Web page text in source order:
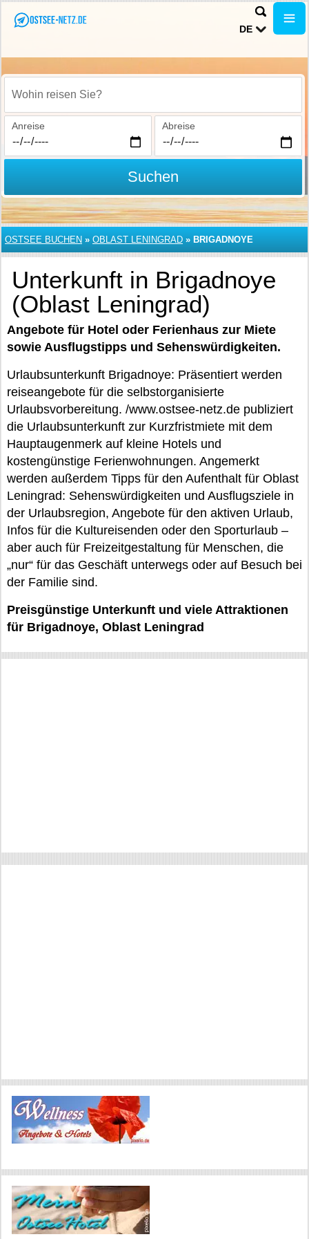
DE
Wohin reisen Sie?
Anreise Abreise
Suchen
OSTSEE BUCHEN » OBLAST LENINGRAD » BRIGADNOYE
Unterkunft in Brigadnoye
(Oblast Leningrad)
Angebote für Hotel oder Ferienhaus zur Miete
sowie Ausflugstipps und Sehenswürdigkeiten.
Urlaubsunterkunft Brigadnoye: Präsentiert werden
reiseangebote für die selbstorganisierte
Urlaubsvorbereitung. /www.ostsee-netz.de publiziert
die Urlaubsunterkunft zur Kurzfristmiete mit dem
Hauptaugenmerk auf kleine Hotels und
kostengünstige Ferienwohnungen. Angemerkt
werden außerdem Tipps für den Aufenthalt für Oblast
Leningrad: Sehenswürdigkeiten und Ausflugsziele in
der Urlaubsregion, Angebote für den aktiven Urlaub,
Infos für die Kultureisenden oder den Sporturlaub –
aber auch für Freizeitgestaltung für Menschen, die
„nur“ für das Geschäft unterwegs oder auf Besuch bei
der Familie sind.
Preisgünstige Unterkunft und viele Attraktionen
für Brigadnoye, Oblast Leningrad